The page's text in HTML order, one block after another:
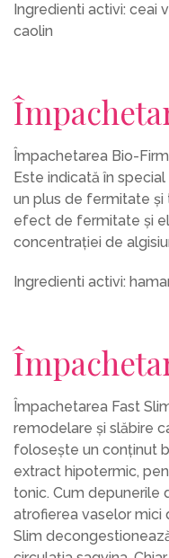
Ingredienti activi: ceai
caolin
Împachetarea Bio-
Este indicată în
un plus de fermitate și
efect de fermitate și
concentrației de
Ingredienti activi:
Împachetarea Fast
remodelare și slăbire
folosește un conținut
extract hipotermic,
tonic. Cum depunerile
atrofierea vaselor mici
Slim